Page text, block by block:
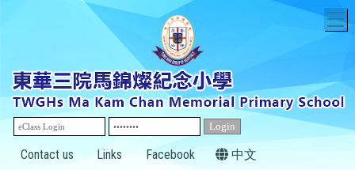
Contact us Links Facebook 中文